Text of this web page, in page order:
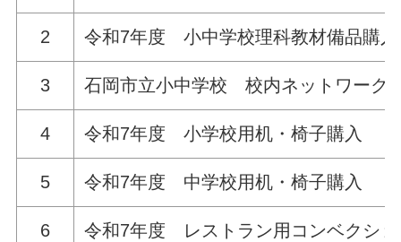
2 令和7年度 小中学校理科教材備品購入
3 石岡市立小中学校 校内ネットワーク
4 令和7年度 小学校用机・椅子購入
5 令和7年度 中学校用机・椅子購入
6 令和7年度 レストラン用コンベクシ